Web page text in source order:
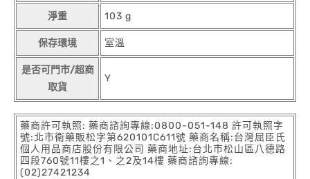
淨重 103 g
保存環境 室溫
是否可門市/超商
取貨
Y
藥商許可執照: 藥商諮詢專線:0800-051-148 許可執照字
號:北市衛藥販松字第620101C611號 藥商名稱:台灣屈臣氏
個人用品商店股份有限公司 藥商地址:台北市松山區八德路
四段760號11樓之1、之2及14樓 藥商諮詢專線:
(02)27421234